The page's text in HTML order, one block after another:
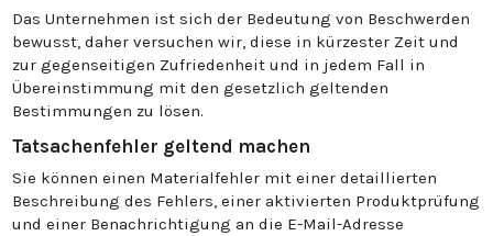
Das Unternehmen ist sich der Bedeutung von Beschwerden
bewusst, daher versuchen wir, diese in kürzester Zeit und
zur gegenseitigen Zufriedenheit und in jedem Fall in
Übereinstimmung mit den gesetzlich geltenden
Bestimmungen zu lösen.
Tatsachenfehler geltend machen
Sie können einen Materialfehler mit einer detaillierten
Beschreibung des Fehlers, einer aktivierten Produktprüfung
und einer Benachrichtigung an die E-Mail-Adresse